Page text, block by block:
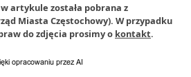
artykule została pobrana z
Miasta Częstochowy). W przypadku
do zdjęcia prosimy o kontakt.